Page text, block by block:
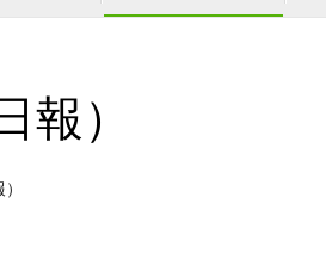
報）